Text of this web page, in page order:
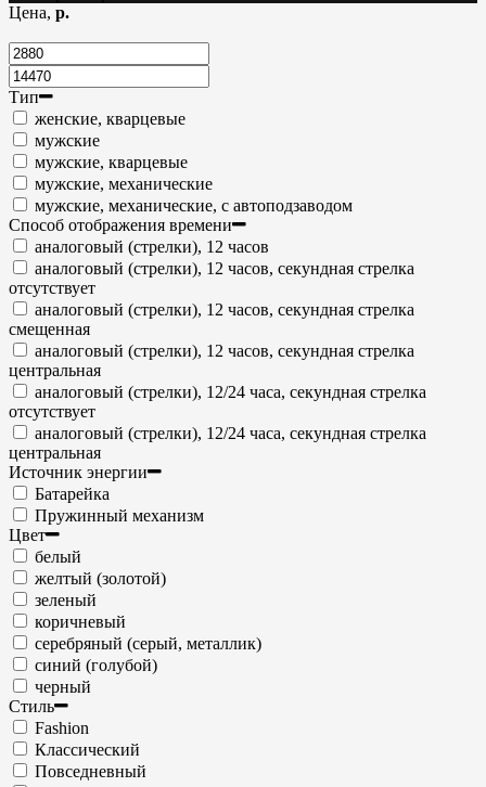
Цена, р.
Тип
женские, кварцевые
мужские
мужские, кварцевые
мужские, механические
мужские, механические, с автоподзаводом
Способ отображения времени
аналоговый (стрелки), 12 часов
аналоговый (стрелки), 12 часов, секундная стрелка
отсутствует
аналоговый (стрелки), 12 часов, секундная стрелка
смещенная
аналоговый (стрелки), 12 часов, секундная стрелка
центральная
аналоговый (стрелки), 12/24 часа, секундная стрелка
отсутствует
аналоговый (стрелки), 12/24 часа, секундная стрелка
центральная
Источник энергии
Батарейка
Пружинный механизм
Цвет
белый
желтый (золотой)
зеленый
коричневый
серебряный (серый, металлик)
синий (голубой)
черный
Стиль
Fashion
Классический
Повседневный